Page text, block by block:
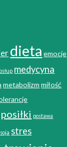
dieta emocje
medycyna
metabolizm miłość
posiłki postawa
soja stres